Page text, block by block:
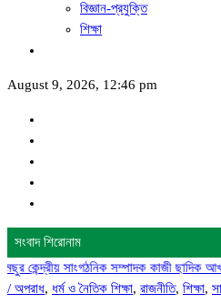
বিজ্ঞান-প্রযুক্তি
শিক্ষা
August 9, 2026, 12:46 pm
সংবাদ শিরোনাম
সাংগঠনিক সম্পাদক কাজী ছাদিক আখতার
/ অপরাধ, ধর্ম ও নৈতিক শিক্ষা, রাজনীতি, শিক্ষা,